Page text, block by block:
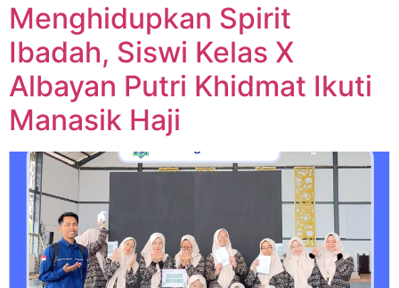
Menghidupkan Spirit
Ibadah, Siswi Kelas X
Albayan Putri Khidmat Ikuti
Manasik Haji